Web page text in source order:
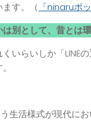
す。（ 「ninaruポ
別として、昔とは
いらいしか「LINE
う生活様式が現代に